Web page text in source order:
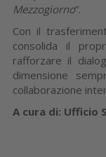
Mezzogiorno”.
Con il
consolida il
rafforzare il
dimensione
collaborazione
A cura di: Ufficio